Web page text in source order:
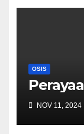
OSIS
NOV 11, 2024